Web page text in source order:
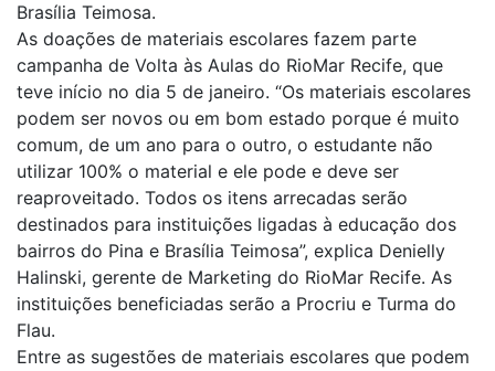
Brasília Teimosa.
As doações de materiais escolares fazem parte
campanha de Volta às Aulas do RioMar Recife, que
teve início no dia 5 de janeiro. “Os materiais escolares
podem ser novos ou em bom estado porque é muito
comum, de um ano para o outro, o estudante não
utilizar 100% o material e ele pode e deve ser
reaproveitado. Todos os itens arrecadas serão
destinados para instituições ligadas à educação dos
bairros do Pina e Brasília Teimosa”, explica Denielly
Halinski, gerente de Marketing do RioMar Recife. As
instituições beneficiadas serão a Procriu e Turma do
Flau.
Entre as sugestões de materiais escolares que podem